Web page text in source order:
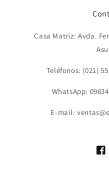
Casa Matriz: Avda.
Teléfonos: (021)
WhatsApp:
E-mail: